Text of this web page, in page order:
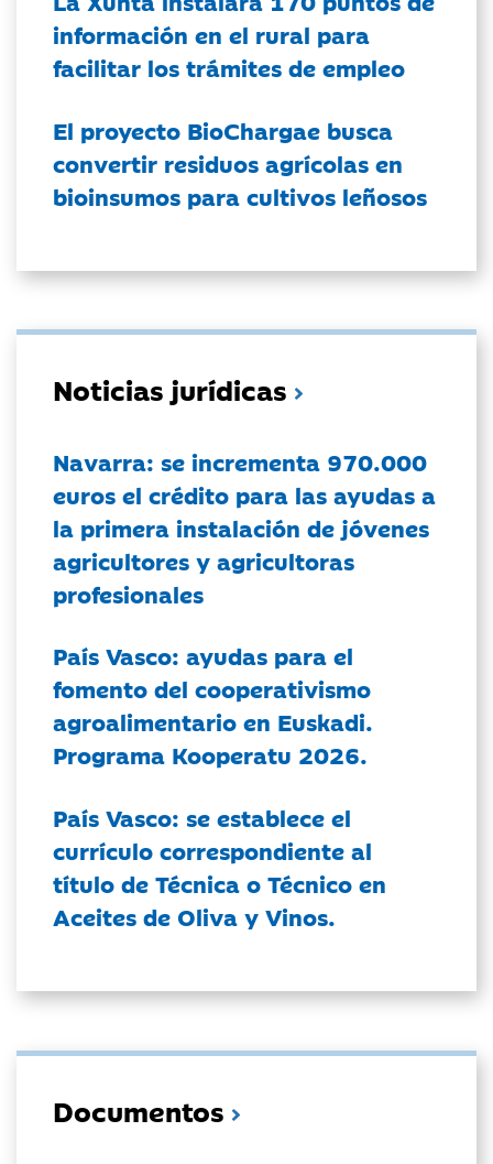
información en el rural para
facilitar los trámites de empleo
El proyecto BioChargae busca
convertir residuos agrícolas en
bioinsumos para cultivos leñosos
Noticias jurídicas
Navarra: se incrementa 970.000
euros el crédito para las ayudas a
la primera instalación de jóvenes
agricultores y agricultoras
profesionales
País Vasco: ayudas para el
fomento del cooperativismo
agroalimentario en Euskadi.
Programa Kooperatu 2026.
País Vasco: se establece el
currículo correspondiente al
título de Técnica o Técnico en
Aceites de Oliva y Vinos.
Documentos